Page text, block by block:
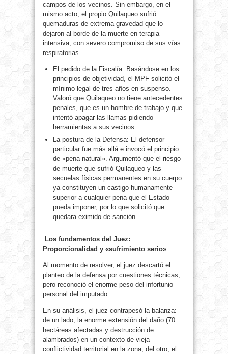
campos de los vecinos. Sin embargo, en el
mismo acto, el propio Quilaqueo sufrió
quemaduras de extrema gravedad que lo
dejaron al borde de la muerte en terapia
intensiva, con severo compromiso de sus vías
respiratorias.
El pedido de la Fiscalía: Basándose en los
principios de objetividad, el MPF solicitó el
mínimo legal de tres años en suspenso.
Valoró que Quilaqueo no tiene antecedentes
penales, que es un hombre de trabajo y que
intentó apagar las llamas pidiendo
herramientas a sus vecinos.
La postura de la Defensa: El defensor
particular fue más allá e invocó el principio
de «pena natural». Argumentó que el riesgo
de muerte que sufrió Quilaqueo y las
secuelas físicas permanentes en su cuerpo
ya constituyen un castigo humanamente
superior a cualquier pena que el Estado
pueda imponer, por lo que solicitó que
quedara eximido de sanción.
Los fundamentos del Juez:
Proporcionalidad y «sufrimiento serio»
Al momento de resolver, el juez descartó el
planteo de la defensa por cuestiones técnicas,
pero reconoció el enorme peso del infortunio
personal del imputado.
En su análisis, el juez contrapesó la balanza:
de un lado, la enorme extensión del daño (70
hectáreas afectadas y destrucción de
alambrados) en un contexto de vieja
conflictividad territorial en la zona; del otro, el